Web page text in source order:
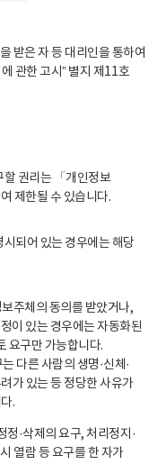
받은 자 등 대리인을 통하여
관한 고시” 별지 제11호
할 권리는 「개인정보
제한될 수 있습니다.
되어 있는 경우에는 해당
주체의 동의를 받았거나,
이 있는 경우에는 자동화된
요구만 가능합니다.
다른 사람의 생명·신체·
가 있는 등 정당한 사유가
.
정·삭제의 요구, 처리정지·
열람 등 요구를 한 자가